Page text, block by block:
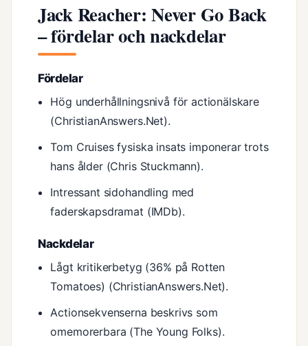
Jack Reacher: Never Go Back
– fördelar och nackdelar
Fördelar
Hög underhållningsnivå för actionälskare
(ChristianAnswers.Net).
Tom Cruises fysiska insats imponerar trots
hans ålder (Chris Stuckmann).
Intressant sidohandling med
faderskapsdramat (IMDb).
Nackdelar
Lågt kritikerbetyg (36% på Rotten
Tomatoes) (ChristianAnswers.Net).
Actionsekvenserna beskrivs som
omemorerbara (The Young Folks).